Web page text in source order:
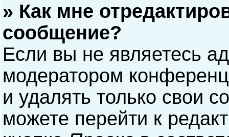
» Как мне
сообщение?
Если вы не являетесь
модератором
и удалять только свои
можете перейти к